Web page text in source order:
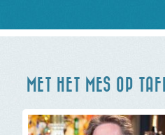
MET HET MES OP